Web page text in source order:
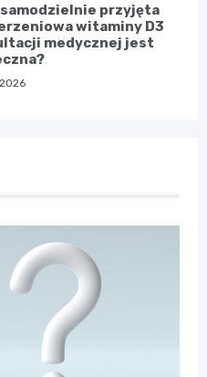
przyjęta
witaminy D3
medycznej jest